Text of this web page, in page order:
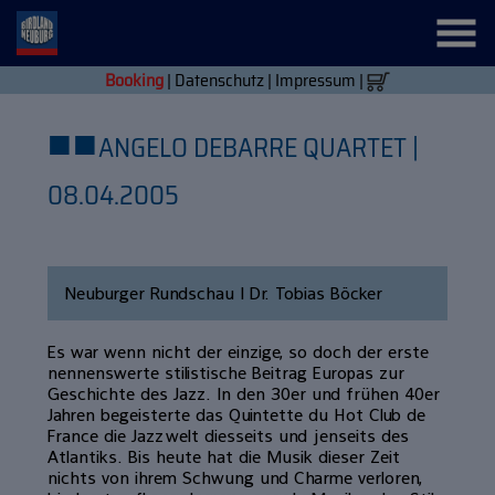
Booking| Datenschutz| Impressum |
■■ANGELO DEBARRE QUARTET |
08.04.2005
Neuburger Rundschau | Dr. Tobias Böcker
Es war wenn nicht der einzige, so doch der erste
nennenswerte stilistische Beitrag Europas zur
Geschichte des Jazz. In den 30er und frühen 40er
Jahren begeisterte das Quintette du Hot Club de
France die Jazzwelt diesseits und jenseits des
Atlantiks. Bis heute hat die Musik dieser Zeit
nichts von ihrem Schwung und Charme verloren,